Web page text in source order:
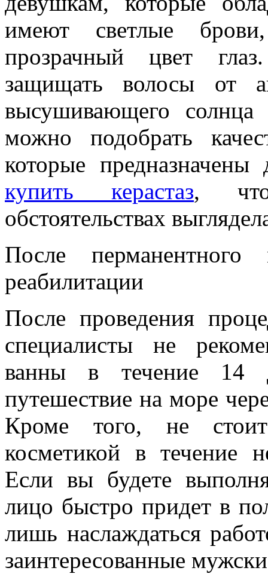
имеют светлые
прозрачный цвет
защищать волосы от
высушивающего
можно подобрать
которые
купить керастаз,
обстоятельствах
После перманентного
реабилитации
После проведения
специалисты не
ванны в течение 14
путешествие на море
Кроме того, не стоит
косметикой в течение
Если вы будете
лицо быстро придет в
лишь наслаждаться
заинтересованные